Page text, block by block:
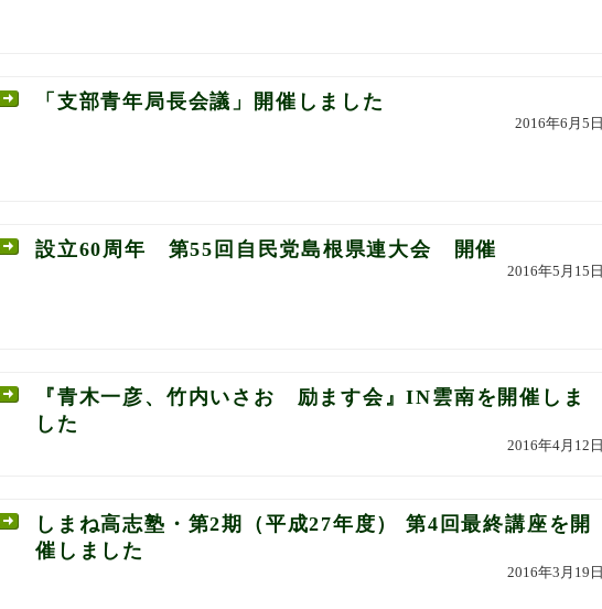
「支部青年局長会議」開催しました
2016年6月5日
設立60周年 第55回自民党島根県連大会 開催
2016年5月15日
『青木一彦、竹内いさお 励ます会』IN雲南を開催しま
した
2016年4月12日
しまね高志塾・第2期（平成27年度） 第4回最終講座を開
催しました
2016年3月19日